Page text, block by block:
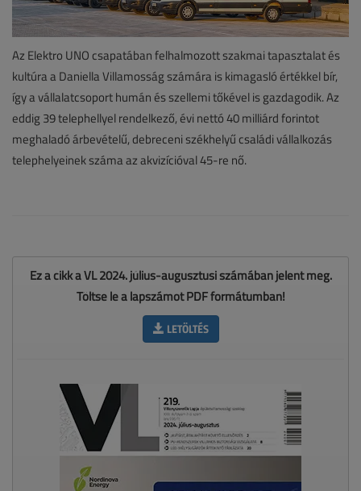
Az Elektro UNO csapatában felhalmozott szakmai tapasztalat és
kultúra a Daniella Villamosság számára is kimagasló értékkel bír,
így a vállalatcsoport humán és szellemi tőkével is gazdagodik. Az
eddig 39 telephellyel rendelkező, évi nettó 40 milliárd forintot
meghaladó árbevételű, debreceni székhelyű családi vállalkozás
telephelyeinek száma az akvizícióval 45-re nő.
Ez a cikk a VL 2024. július-augusztusi számában jelent meg.
Töltse le a lapszámot PDF formátumban!
LETÖLTÉS